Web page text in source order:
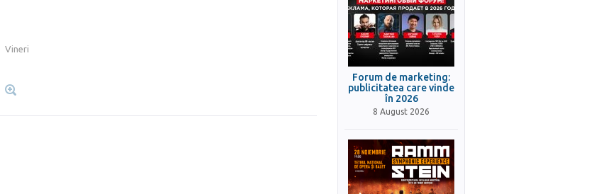
Vineri
Forum de marketing:
publicitatea care vinde
în 2026
8 August 2026